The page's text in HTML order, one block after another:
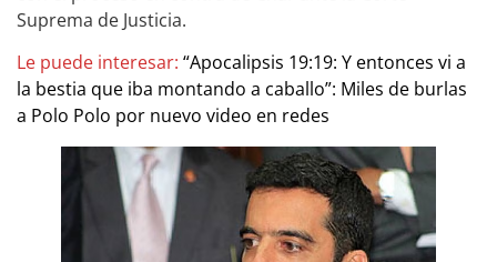
Suprema de Justicia.
Le puede interesar: “Apocalipsis 19:19: Y entonces vi a
la bestia que iba montando a caballo”: Miles de burlas
a Polo Polo por nuevo video en redes